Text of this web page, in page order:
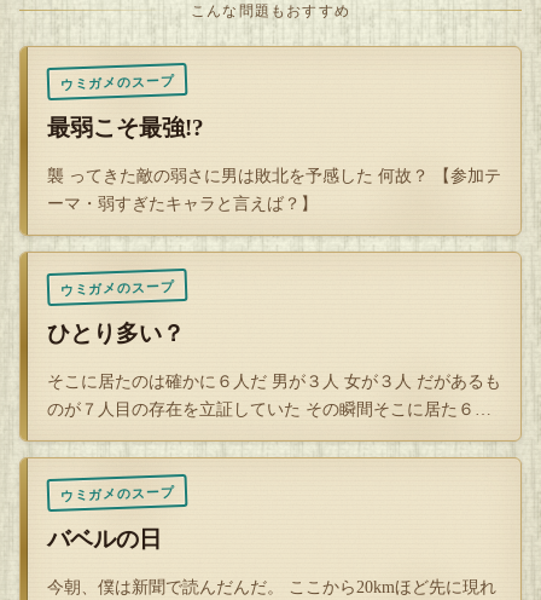
Q
こんな問題もおすすめ
ウミガメのスープ
最弱こそ最強!?
襲 ってきた敵の弱さに男は敗北を予感した 何故？ 【参加テ
ーマ・弱すぎたキャラと言えば？】
ウミガメのスープ
ひとり多い？
そこに居たのは確かに６人だ 男が３人 女が３人 だがあるも
のが７人目の存在を立証していた その瞬間そこに居た６人
は全員一…
ウミガメのスープ
バベルの日
今朝、僕は新聞で読んだんだ。 ここから20kmほど先に現れ